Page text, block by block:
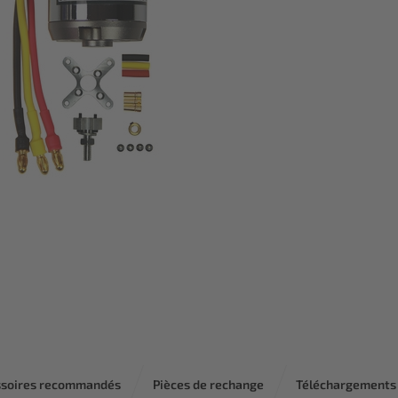
recommandés Pièces de rechange Téléchargements